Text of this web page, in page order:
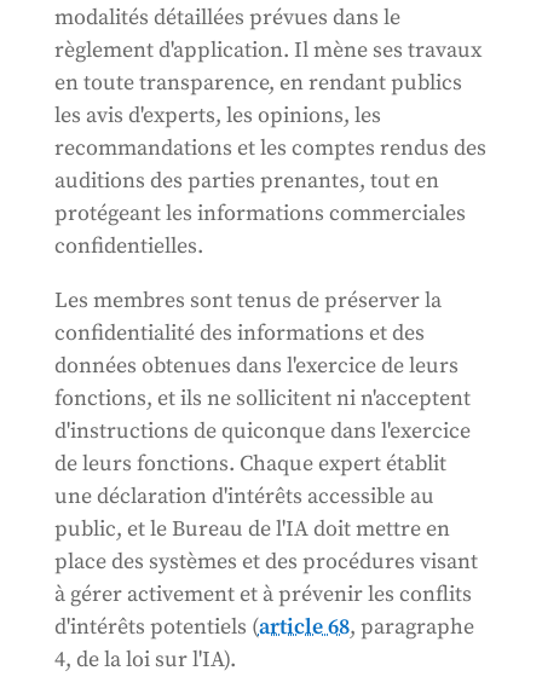
modalités détaillées prévues dans le
règlement d'application. Il mène ses travaux
en toute transparence, en rendant publics
les avis d'experts, les opinions, les
recommandations et les comptes rendus des
auditions des parties prenantes, tout en
protégeant les informations commerciales
confidentielles.
Les membres sont tenus de préserver la
confidentialité des informations et des
données obtenues dans l'exercice de leurs
fonctions, et ils ne sollicitent ni n'acceptent
d'instructions de quiconque dans l'exercice
de leurs fonctions. Chaque expert établit
une déclaration d'intérêts accessible au
public, et le Bureau de l'IA doit mettre en
place des systèmes et des procédures visant
à gérer activement et à prévenir les conflits
d'intérêts potentiels (article 68, paragraphe
4, de la loi sur l'IA).